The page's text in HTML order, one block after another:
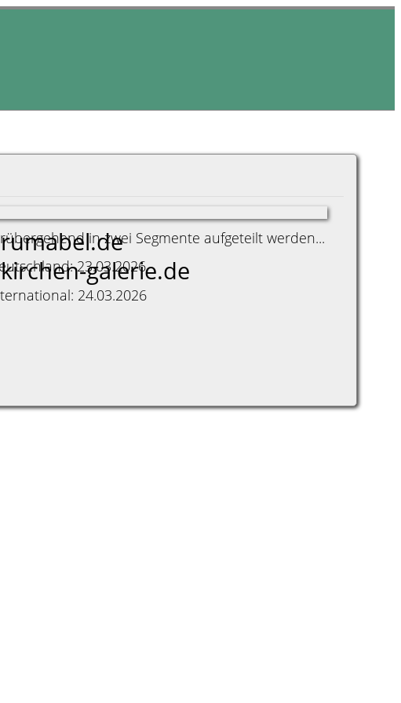
galerie.de
in zwei Segmente aufgeteilt werden...
23.03.2026
24.03.2026